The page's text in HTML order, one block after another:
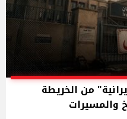
من الخريطة
والمسيرات